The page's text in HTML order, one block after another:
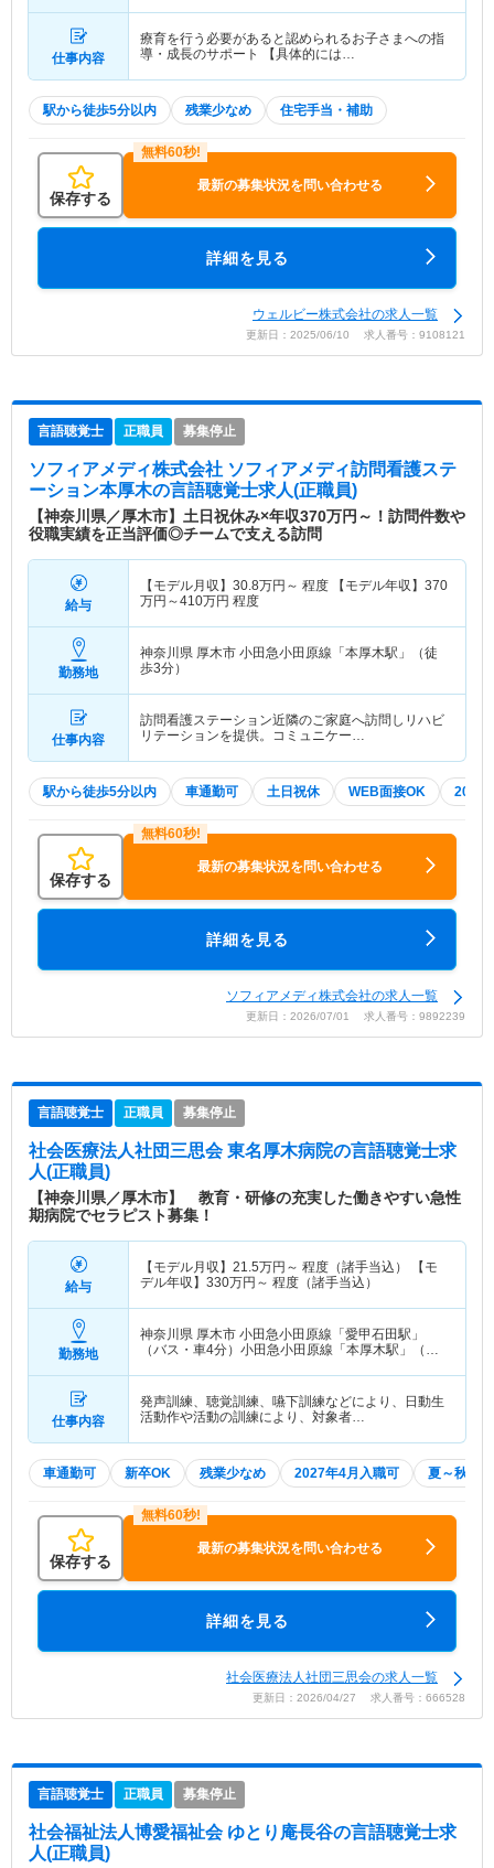
仕事内容
療育を行う必要があると認められるお子さまへの指
導・成長のサポート 【具体的には…
駅から徒歩5分以内 残業少なめ 住宅手当・補助
保存する
最新の募集状況を問い合わせる
詳細を見る
ウェルビー株式会社の求人一覧
更新日：2025/06/10 求人番号：9108121
言語聴覚士 正職員 募集停止
ソフィアメディ株式会社 ソフィアメディ訪問看護ステ
ーション本厚木の言語聴覚士求人(正職員)
【神奈川県／厚木市】土日祝休み×年収370万円～！訪問件数や
役職実績を正当評価◎チームで支える訪問
給与
【モデル月収】 30.8万円～ 程度 【モデル年収】 370
万円～410万円 程度
勤務地
神奈川県 厚木市 小田急小田原線「本厚木駅」（徒
歩3分）
仕事内容
訪問看護ステーション近隣のご家庭へ訪問しリハビ
リテーションを提供。コミュニケー…
駅から徒歩5分以内 車通勤可 土日祝休 WEB面接OK 2027
保存する
最新の募集状況を問い合わせる
詳細を見る
ソフィアメディ株式会社の求人一覧
更新日：2026/07/01 求人番号：9892239
言語聴覚士 正職員 募集停止
社会医療法人社団三思会 東名厚木病院の言語聴覚士求
人(正職員)
【神奈川県／厚木市】 教育・研修の充実した働きやすい急性
期病院でセラピスト募集！
給与
【モデル月収】 21.5万円～ 程度（諸手当込） 【モ
デル年収】 330万円～ 程度（諸手当込）
勤務地
神奈川県 厚木市 小田急小田原線「愛甲石田駅」
（バス・車4分）小田急小田原線「本厚木駅」（バ
仕事内容
発声訓練、聴覚訓練、嚥下訓練などにより、日動生
活動作や活動の訓練により、対象者…
車通勤可 新卒OK 残業少なめ 2027年4月入職可 夏～秋入
保存する
最新の募集状況を問い合わせる
詳細を見る
社会医療法人社団三思会の求人一覧
更新日：2026/04/27 求人番号：666528
言語聴覚士 正職員 募集停止
社会福祉法人博愛福祉会 ゆとり庵長谷の言語聴覚士求
人(正職員)